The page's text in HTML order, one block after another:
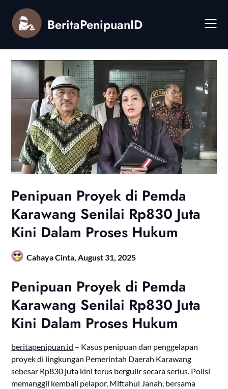
content
BeritaPenipuanID
Penipuan Proyek di Pemda
Karawang Senilai Rp830 Juta
Kini Dalam Proses Hukum
Cahaya Cinta,August 31, 2025
Penipuan Proyek di Pemda
Karawang Senilai Rp830 Juta
Kini Dalam Proses Hukum
beritapenipuan.id – Kasus penipuan dan penggelapan
proyek di lingkungan Pemerintah Daerah Karawang
sebesar Rp830 juta kini terus bergulir secara serius. Polisi
memanggil kembali pelapor, Miftahul Janah, bersama